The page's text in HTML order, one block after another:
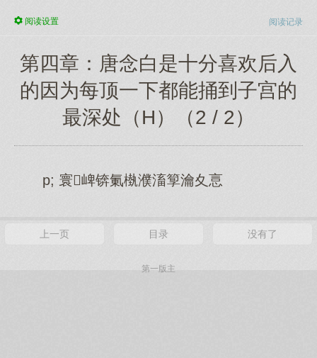
阅读记录
阅读设置
第四章：唐念白是十分喜欢后入
的因为每顶一下都能捅到子宫的
最深处（H）（2 / 2）
p; 寰崥锛氭槸濮滀箰瀹夊悥
上一页 目录 没有了
第一版主